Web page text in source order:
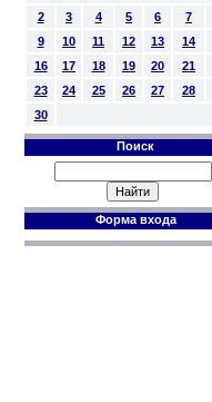
2
3 4 5 6 7
9
10 11 12 13 14
16
17 18 19 20 21
23
24 25 26 27 28
30
Поиск
Форма входа